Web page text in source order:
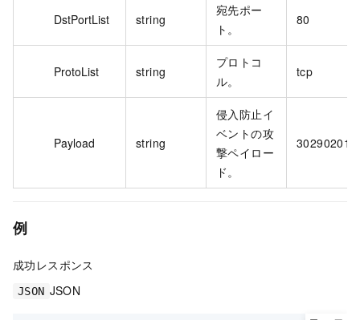
DstPortList string
宛先ポー
ト。
80
ProtoList string
プロトコ
ル。
tcp
Payload string
侵入防止イ
ベントの攻
撃ペイロー
ド。
例
成功レスポンス
JSON JSON